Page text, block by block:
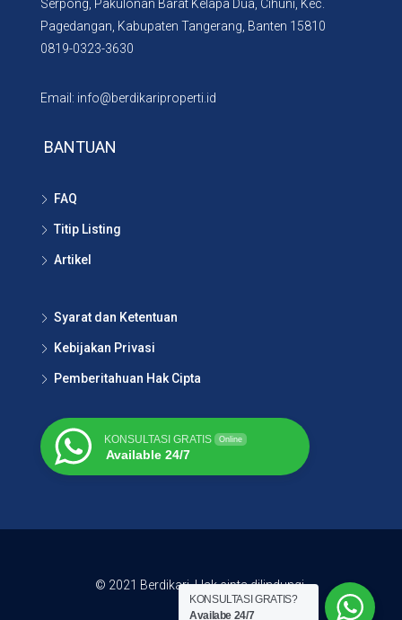
Serpong, Pakulonan Barat Kelapa Dua, Cihuni, Kec.
Pagedangan, Kabupaten Tangerang, Banten 15810
0819-0323-3630
Email: info@berdikariproperti.id
BANTUAN
FAQ
Titip Listing
Artikel
Syarat dan Ketentuan
Kebijakan Privasi
Pemberitahuan Hak Cipta
KONSULTASI GRATIS Online
Available 24/7
© 2021 Berdikari. Hak cipta dilindungi.
KONSULTASI GRATIS?
Availabe 24/7